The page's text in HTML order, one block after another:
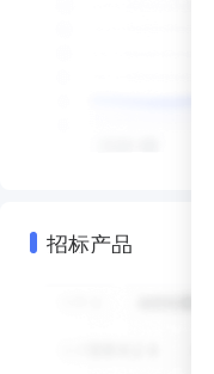
招标产品